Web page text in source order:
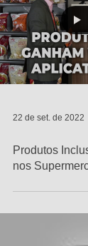
22 de set. de 2022
Produtos
nos